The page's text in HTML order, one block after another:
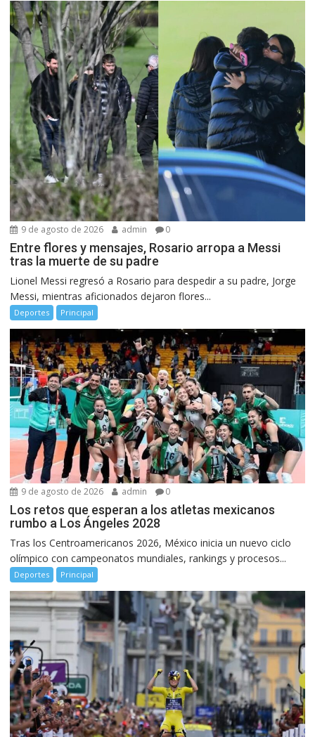
9 de agosto de 2026 admin 0
Entre flores y mensajes, Rosario arropa a Messi
tras la muerte de su padre
Lionel Messi regresó a Rosario para despedir a su padre, Jorge
Messi, mientras aficionados dejaron flores...
Deportes Principal
9 de agosto de 2026 admin 0
Los retos que esperan a los atletas mexicanos
rumbo a Los Ángeles 2028
Tras los Centroamericanos 2026, México inicia un nuevo ciclo
olímpico con campeonatos mundiales, rankings y procesos...
Deportes Principal